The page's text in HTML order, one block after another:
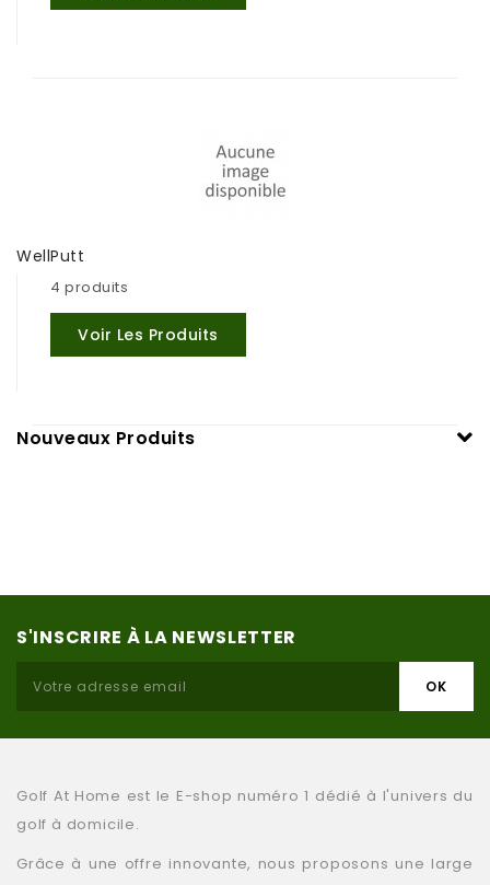
WellPutt
4 produits
Voir Les Produits
Nouveaux Produits
S'INSCRIRE À LA NEWSLETTER
Golf At Home est le E-shop numéro 1 dédié à l'univers du
golf à domicile.
Grâce à une offre innovante, nous proposons une large